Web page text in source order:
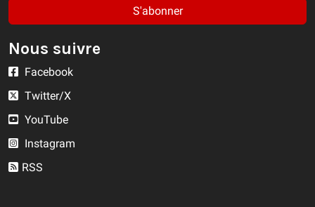
S'abonner
Nous suivre
Facebook
Twitter/X
YouTube
Instagram
RSS